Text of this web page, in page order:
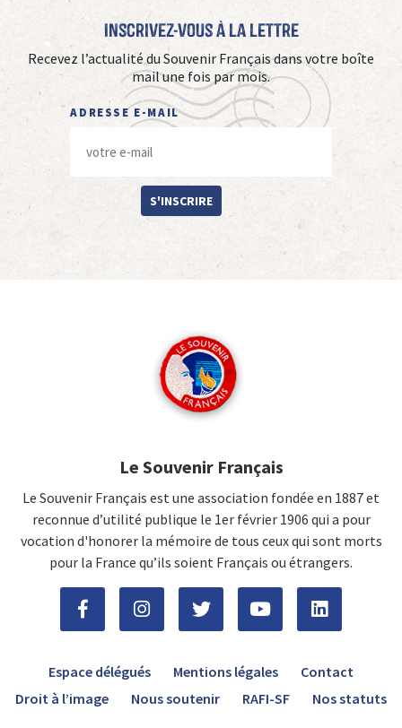
Inscrivez-vous à La Lettre
Recevez l’actualité du Souvenir Français dans votre boîte
mail une fois par mois.
ADRESSE E-MAIL
S'INSCRIRE
Le Souvenir Français
Le Souvenir Français est une association fondée en 1887 et
reconnue d’utilité publique le 1er février 1906 qui a pour
vocation d'honorer la mémoire de tous ceux qui sont morts
pour la France qu’ils soient Français ou étrangers.
Espace délégués Mentions légales
Contact
Droit à l’image
Nous soutenir RAFI-SF Nos statuts